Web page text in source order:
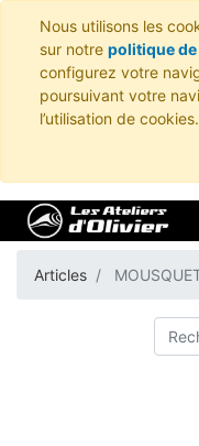
Nous utilisons les
sur notre politique
configurez votre
poursuivant votre
l’utilisation de cookies.
Articles